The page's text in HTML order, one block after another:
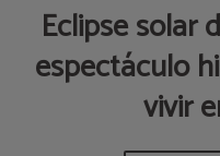
Eclipse solar
espectáculo
vivir